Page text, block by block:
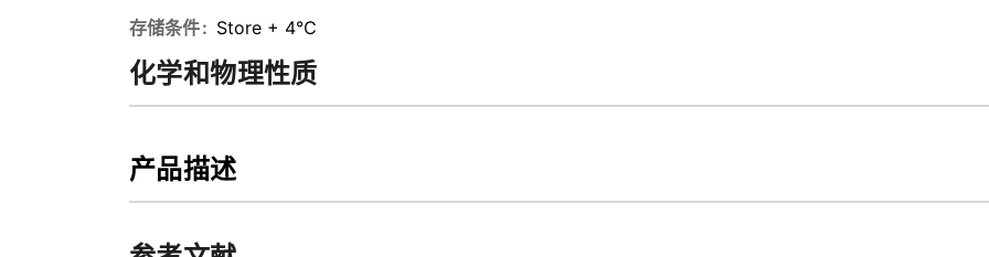
存储条件 Store + 4℃
化学和物理性质
产品描述